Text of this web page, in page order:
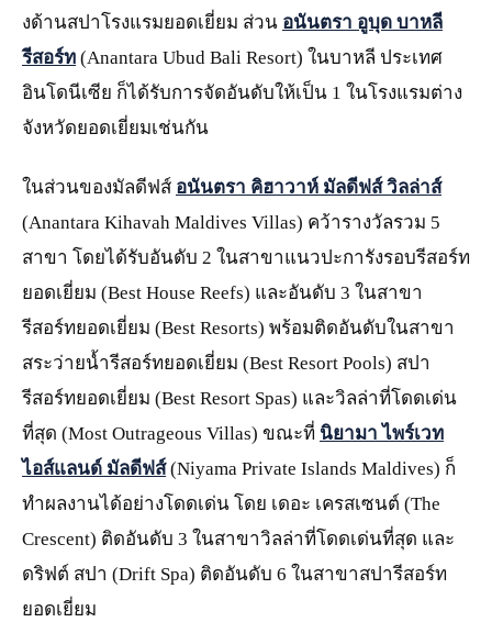
งด้านสปาโรงแรมยอดเยี่ยม ส่วน อนันตรา อูบุด บาหลี
รีสอร์ท (Anantara Ubud Bali Resort) ในบาหลี ประเทศ
อินโดนีเซีย ก็ได้รับการจัดอันดับให้เป็น 1 ในโรงแรมต่าง
จังหวัดยอดเยี่ยมเช่นกัน
ในส่วนของมัลดีฟส์ อนันตรา คิฮาวาห์ มัลดีฟส์ วิลล่าส์
(Anantara Kihavah Maldives Villas) คว้ารางวัลรวม 5
สาขา โดยได้รับอันดับ 2 ในสาขาแนวปะการังรอบรีสอร์ท
ยอดเยี่ยม (Best House Reefs) และอันดับ 3 ในสาขา
รีสอร์ทยอดเยี่ยม (Best Resorts) พร้อมติดอันดับในสาขา
สระว่ายน้ำรีสอร์ทยอดเยี่ยม (Best Resort Pools) สปา
รีสอร์ทยอดเยี่ยม (Best Resort Spas) และวิลล่าที่โดดเด่น
ที่สุด (Most Outrageous Villas) ขณะที่ นิยามา ไพร์เวท
ไอส์แลนด์ มัลดีฟส์(Niyama Private Islands Maldives) ก็
ทำผลงานได้อย่างโดดเด่น โดย เดอะ เครสเซนต์ (The
Crescent) ติดอันดับ 3 ในสาขาวิลล่าที่โดดเด่นที่สุด และ
ดริฟต์ สปา (Drift Spa) ติดอันดับ 6 ในสาขาสปารีสอร์ท
ยอดเยี่ยม